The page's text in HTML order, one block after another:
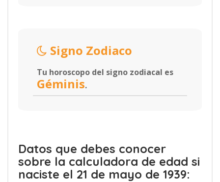
Signo Zodiaco
Tu horoscopo del signo zodiacal es
Géminis.
Datos que debes conocer
sobre la calculadora de edad si
naciste el 21 de mayo de 1939: